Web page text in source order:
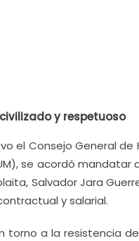
y respetuoso
el Consejo General
se acordó
Salvador Jara
y salarial.
torno a la resistencia